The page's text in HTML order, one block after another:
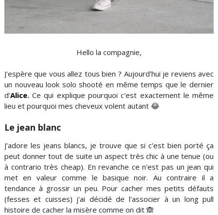
Hello la compagnie,
J'espère que vous allez tous bien ? Aujourd'hui je reviens avec
un nouveau look solo shooté en même temps que le dernier
d'Alice.Ce qui explique pourquoi c'est exactement le même
lieu et pourquoi mes cheveux volent autant 😂
Le jean blanc
J'adore les jeans blancs, je trouve que si c'est bien porté ça
peut donner tout de suite un aspect très chic à une tenue (ou
à contrario très cheap). En revanche ce n'est pas un jean qui
met en valeur comme le basique noir. Au contraire il a
tendance à grossir un peu. Pour cacher mes petits défauts
(fesses et cuisses) j'ai décidé de l'associer à un long pull
histoire de cacher la misère comme on dit 🙈